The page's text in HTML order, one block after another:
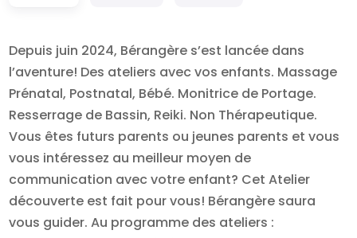
Depuis juin 2024, Bérangère s’est lancée dans
l’aventure! Des ateliers avec vos enfants. Massage
Prénatal, Postnatal, Bébé. Monitrice de Portage.
Resserrage de Bassin, Reiki. Non Thérapeutique.
Vous êtes futurs parents ou jeunes parents et vous
vous intéressez au meilleur moyen de
communication avec votre enfant? Cet Atelier
découverte est fait pour vous! Bérangère saura
vous guider. Au programme des ateliers :